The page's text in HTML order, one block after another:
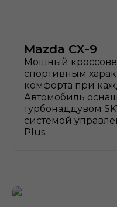
Mazda CX-9
Мощный
спортивным
комфорта при
Автомобиль
турбонаддувом
системой
Plus.